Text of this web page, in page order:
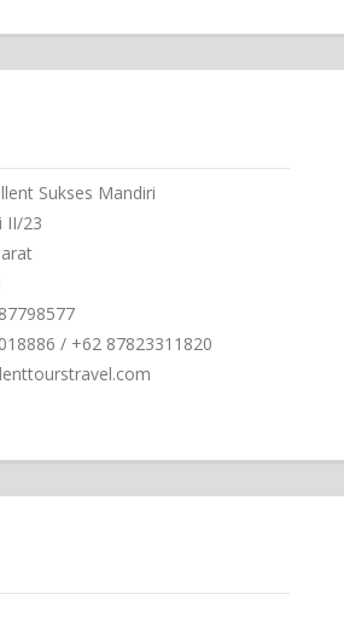
Sukses Mandiri
II/23
/ +62 87823311820